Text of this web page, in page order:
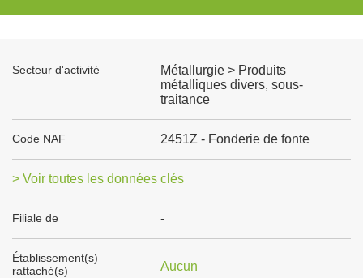
Secteur d'activité
Métallurgie > Produits
métalliques divers, sous-
traitance
Code NAF 2451Z - Fonderie de fonte
> Voir toutes les données clés
Filiale de -
Établissement(s)
rattaché(s)
Aucun